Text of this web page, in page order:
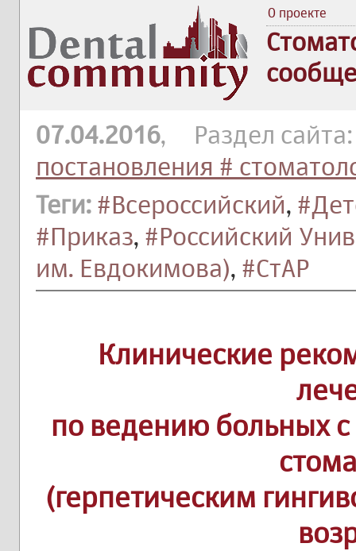
О проекте
07.04.2016, Раздел
постановления #
Теги: #Всероссийский,
#Приказ, #Российский
им. Евдокимова), #СтАР
Клинические
по ведению больных
(герпетическим